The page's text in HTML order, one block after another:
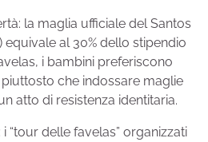
la maglia ufficiale del Santos
al 30% dello stipendio
i bambini preferiscono
che indossare maglie
atto di resistenza identitaria.
“tour delle favelas” organizzati